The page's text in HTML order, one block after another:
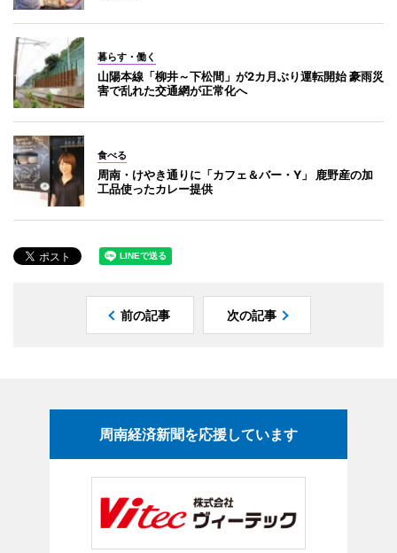
暮らす・働く
山陽本線「柳井～下松間」が2カ月ぶり運転開始 豪雨災
害で乱れた交通網が正常化へ
食べる
周南・けやき通りに「カフェ＆バー・Y」 鹿野産の加
工品使ったカレー提供
前の記事 次の記事
周南経済新聞を応援しています